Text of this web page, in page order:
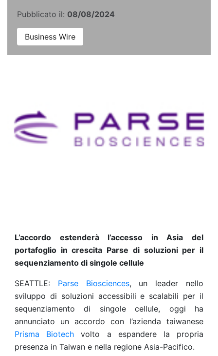
Pubblicato il: 08/08/2024
Business Wire
L’accordo estenderà l’accesso in Asia del
portafoglio in crescita Parse di soluzioni per il
sequenziamento di singole cellule
SEATTLE: Parse Biosciences, un leader nello
sviluppo di soluzioni accessibili e scalabili per il
sequenziamento di singole cellule, oggi ha
annunciato un accordo con l’azienda taiwanese
Prisma Biotech volto a espandere la propria
presenza in Taiwan e nella regione Asia-Pacifico.